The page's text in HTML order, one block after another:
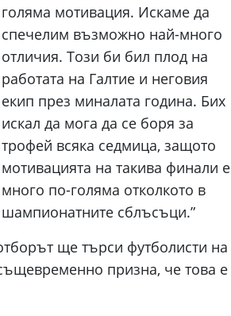
голяма мотивация. Искаме да
спечелим възможно най-много
отличия. Този би бил плод на
работата на Галтие и неговия
екип през миналата година. Бих
искал да мога да се боря за
трофей всяка седмица, защото
мотивацията на такива финали е
много по-голяма отколкото в
шампионатните сблъсъци.”
ще търси футболисти на
призна, че това е
Тотнъм започна преговори с Гакпо